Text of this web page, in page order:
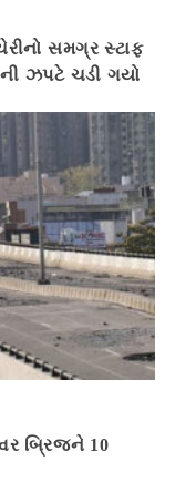
સમગ્ર સ્ટાફ
ઝપટે ચડી ગયો
બ્રિજને 10